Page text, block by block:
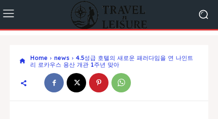
Home news
4.5성급 호텔의 새로운 패러다임을 연 나인트
리 로카우스 용산 개관 1주년 맞아